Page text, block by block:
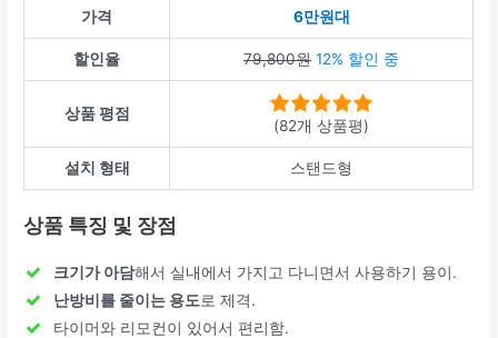
가격 6만원대
할인율 79,800원 12% 할인 중
상품 평점
(82개 상품평)
설치 형태 스탠드형
상품 특징 및 장점
크기가 아담해서 실내에서 가지고 다니면서 사용하기 용이.
난방비를 줄이는 용도로 제격.
타이머와 리모컨이 있어서 편리함.